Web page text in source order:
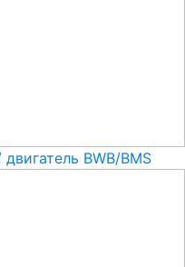
BWB/BMS